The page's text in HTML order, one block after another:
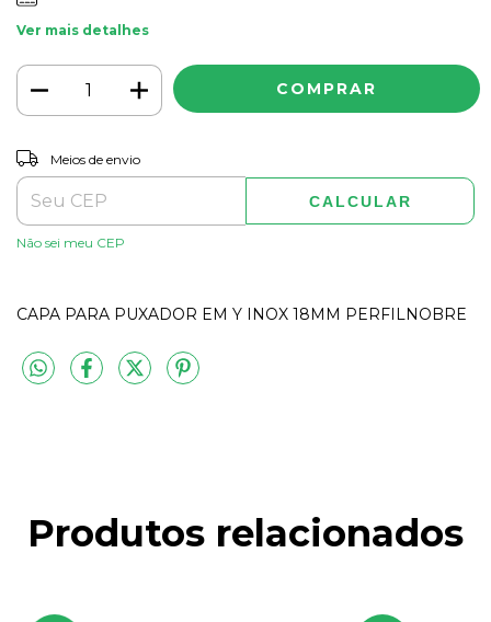
Ver mais detalhes
Entregas para o CEP:
Meios de envio
CALCULAR
Não sei meu CEP
CAPA PARA PUXADOR EM Y INOX 18MM PERFILNOBRE
Produtos relacionados